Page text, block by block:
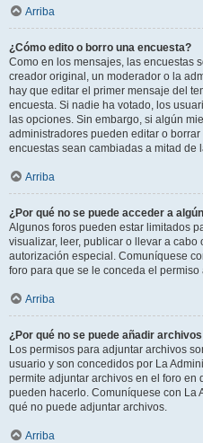
Arriba
¿Cómo edito o borro una encuesta?
Como en los mensajes, las encuestas
creador original, un moderador o la
hay que editar el primer mensaje del
encuesta. Si nadie ha votado, los
las opciones. Sin embargo, si algún
administradores pueden editar o
encuestas sean cambiadas a mitad de
Arriba
¿Por qué no se puede acceder a
Algunos foros pueden estar limitados
visualizar, leer, publicar o llevar a
autorización especial. Comuníquese
foro para que se le conceda el permiso
Arriba
¿Por qué no se puede añadir
Los permisos para adjuntar archivos
usuario y son concedidos por La
permite adjuntar archivos en el foro en
pueden hacerlo. Comuníquese con La
qué no puede adjuntar archivos.
Arriba